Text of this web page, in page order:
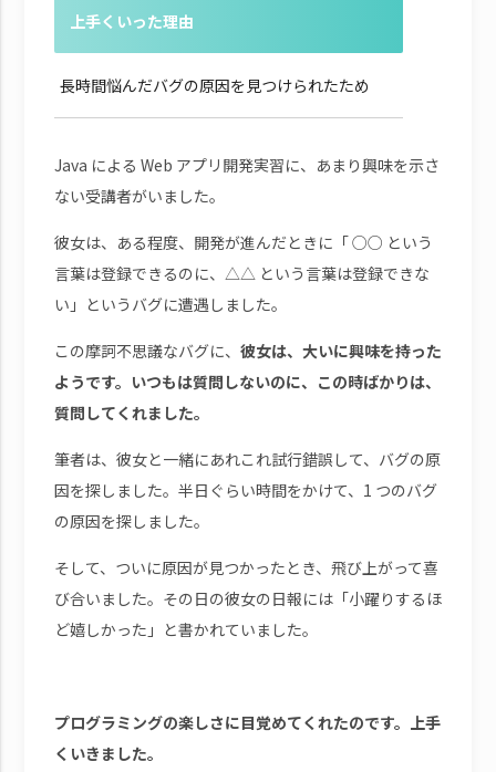
上手くいった理由
長時間悩んだバグの原因を見つけられたため
Java による Web アプリ開発実習に、あまり興味を示さ
ない受講者がいました。
彼女は、ある程度、開発が進んだときに「 ○○ という
言葉は登録できるのに、△△ という言葉は登録できな
い」というバグに遭遇しました。
この摩訶不思議なバグに、 彼女は、大いに興味を持った
ようです。いつもは質問しないのに、この時ばかりは、
質問してくれました。
筆者は、彼女と一緒にあれこれ試行錯誤して、バグの原
因を探しました。半日ぐらい時間をかけて、1 つのバグ
の原因を探しました。
そして、ついに原因が見つかったとき、飛び上がって喜
び合いました。その日の彼女の日報には「小躍りするほ
ど嬉しかった」と書かれていました。
プログラミングの楽しさに目覚めてくれたのです。上手
くいきました。